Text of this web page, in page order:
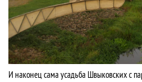
И наконец сама усадьба Швыковских с